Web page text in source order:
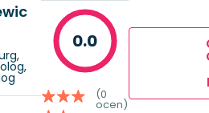
0.0
(0
ocen)